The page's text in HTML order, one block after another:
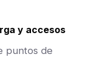
y accesos
puntos de